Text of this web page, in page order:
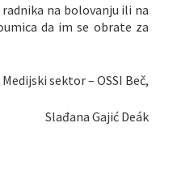
na bolovanju ili na
da im se obrate za
Medijski sektor – OSSI Beč,
Slađana Gajić Deák